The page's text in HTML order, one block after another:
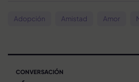
Adopción Amistad Amor
CONVERSACIÓN